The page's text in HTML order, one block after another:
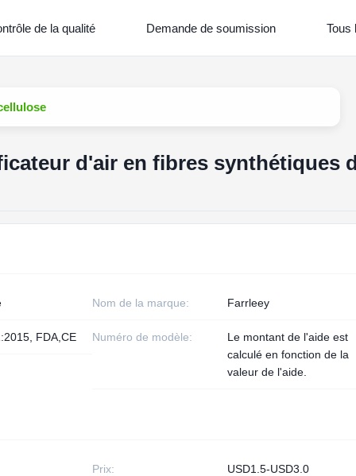
de la qualité Demande de soumission Tous
d'air en fibres synthétiques
Nom de la marque: Farrleey
FDA,CE Numéro de modèle:
Le montant de l'aide est
calculé en fonction de la
valeur de l'aide.
Prix: USD1.5-USD3.0